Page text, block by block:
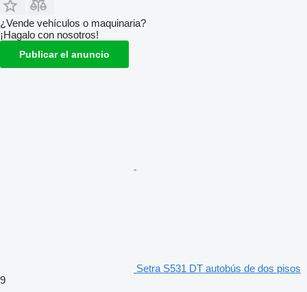
¿Vende vehículos o maquinaria?
¡Hagalo con nosotros!
Publicar el anuncio
Setra S531 DT autobús de dos pisos
9